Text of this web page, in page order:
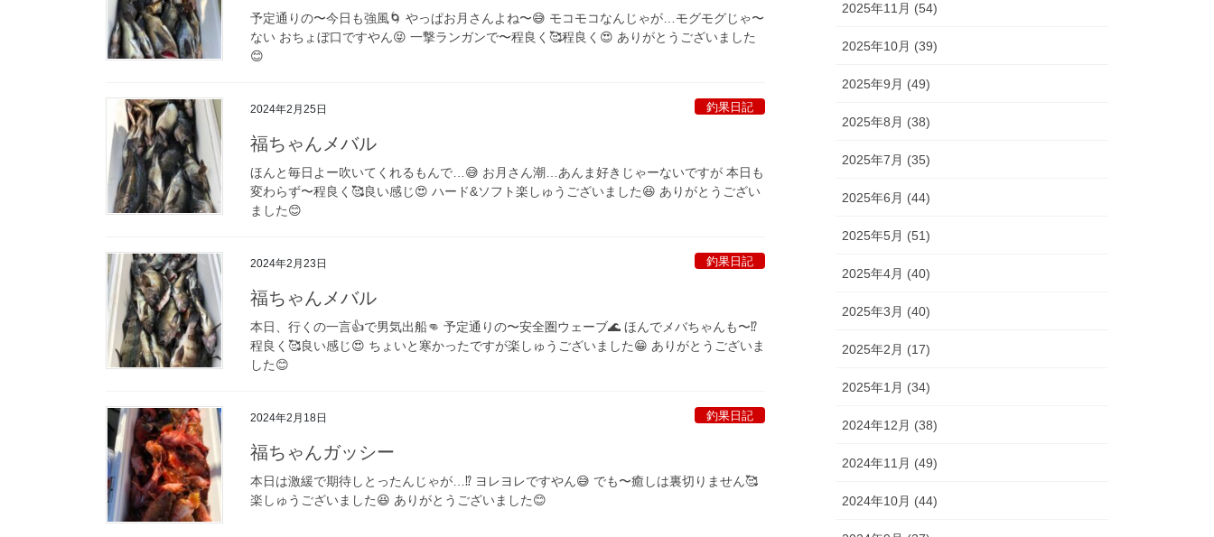
予定通りの〜今日も強風🌀 やっぱお月さんよね〜😅 モコモコなんじゃが…モグモグじゃ〜
ない おちょぼ口ですやん😝 一撃ランガンで〜程良く🥰程良く😍 ありがとうございました
😊
2024年2月25日 釣果日記
福ちゃんメバル
ほんと毎日よー吹いてくれるもんで…😅 お月さん潮…あんま好きじゃーないですが 本日も
変わらず〜程良く🥰良い感じ😍 ハード&ソフト楽しゅうございました😆 ありがとうござい
ました😊
2024年2月23日 釣果日記
福ちゃんメバル
本日、行くの一言👍で男気出船👊 予定通りの〜安全圏ウェーブ🌊 ほんでメバちゃんも〜⁉️
程良く🥰良い感じ😍 ちょいと寒かったですが楽しゅうございました😁 ありがとうございま
した😊
2024年2月18日 釣果日記
福ちゃんガッシー
本日は激緩で期待しとったんじゃが…⁉️ ヨレヨレですやん😅 でも〜癒しは裏切りません🥰
楽しゅうございました😆 ありがとうございました😊
2025年11月 (54)
2025年10月 (39)
2025年9月 (49)
2025年8月 (38)
2025年7月 (35)
2025年6月 (44)
2025年5月 (51)
2025年4月 (40)
2025年3月 (40)
2025年2月 (17)
2025年1月 (34)
2024年12月 (38)
2024年11月 (49)
2024年10月 (44)